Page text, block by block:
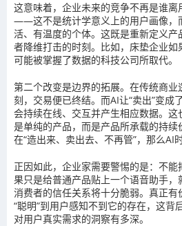
这意味着， 企业未来的竞争不再是谁离
——这不是统计学意义上的用户画像，
活、有温度的个体。 这既是重新定义产
者降维打击的时刻。比如，床垫企业
可能被掌握了数据的科技公司所取代。
第二个改变是边界的拓展。在传统商
刻，交易便已终结。而AI让“卖出”变
会持续在线、交互并产生相应数据。
是单纯的产品，而是产品所承载的持续
在“造出来、卖出去、不再管”，那么AI
正因如此，企业家需要警惕的是：不能
果只是给普通产品贴上一个语音助手，
消费者的信任关系将十分脆弱。真正有
“聪明”到用户感知不到它的存在，这背
对用户真实需求的洞察有多深。